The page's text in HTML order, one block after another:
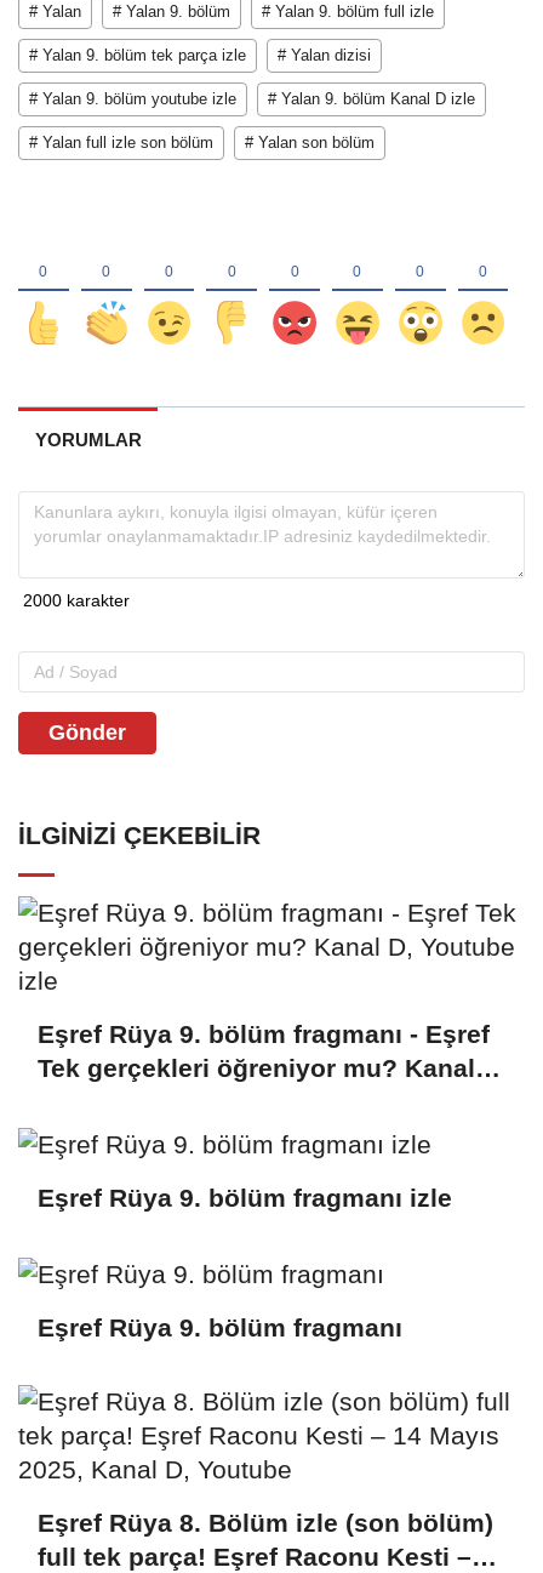
# Yalan # Yalan 9. bölüm # Yalan 9. bölüm full izle
# Yalan 9. bölüm tek parça izle # Yalan dizisi
# Yalan 9. bölüm youtube izle # Yalan 9. bölüm Kanal D izle
# Yalan full izle son bölüm # Yalan son bölüm
YORUMLAR
Gönder
İLGINIZI ÇEKEBILIR
Eşref Rüya 9. bölüm fragmanı - Eşref
Tek gerçekleri öğreniyor mu? Kanal
Eşref Rüya 9. bölüm fragmanı izle
Eşref Rüya 9. bölüm fragmanı
Eşref Rüya 8. Bölüm izle (son bölüm)
full tek parça! Eşref Raconu Kesti –